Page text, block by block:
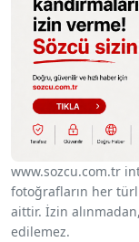
www.sozcu.com.tr
fotoğrafların her
aittir. İzin
edilemez.